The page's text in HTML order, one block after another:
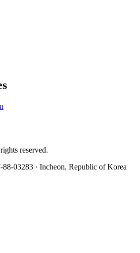
reserved.
88-03283 · Incheon, Republic of Korea